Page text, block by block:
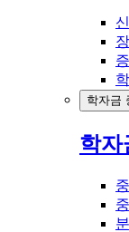
학자금
학자